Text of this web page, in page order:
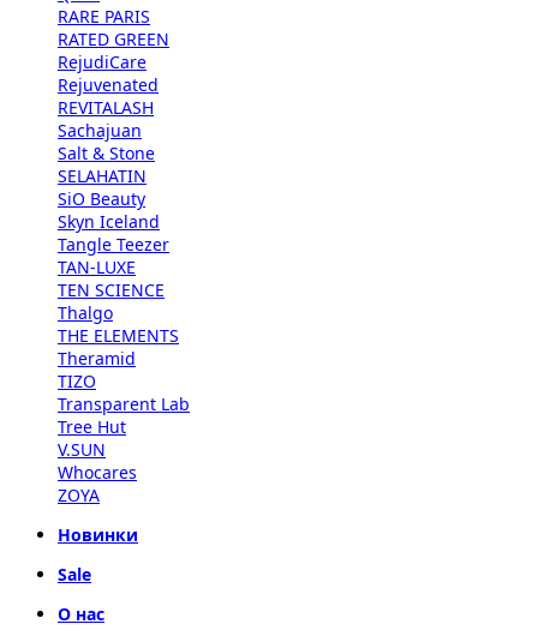
RARE PARIS
RATED GREEN
RejudiCare
Rejuvenated
REVITALASH
Sachajuan
Salt & Stone
SELAHATIN
SiO Beauty
Skyn Iceland
Tangle Teezer
TAN-LUXE
TEN SCIENCE
Thalgo
THE ELEMENTS
Theramid
TIZO
Transparent Lab
Tree Hut
V.SUN
Whocares
ZOYA
Новинки
Sale
О нас